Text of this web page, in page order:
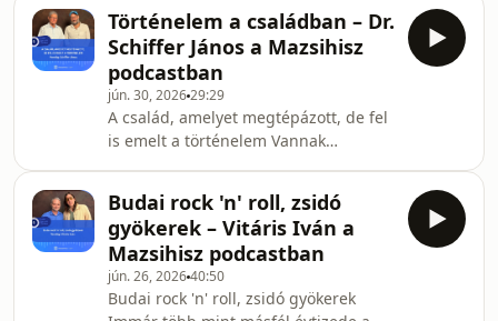
évtizedben nemcsak Magyarországon,
hanem v
gyógypedagógussal, az ELTE főiskolai
tanárával Singer Dávid beszélgetett
gyermekközpontúságról, inkluzív
oktatásról, neurodiverzitásról és arról,
miért fontos mindez egy
egészségesebb, érzékenyebb
társadalom szempontjából. A
gyógypedagógia azon hivatások
egyike, amelyet
Történelem a családban – Dr.
Schiffer János a Mazsihisz
podcastban
jún. 30, 202629:29
A család, amelyet megtépázott, de fel
is emelt a történelem Vannak
üldöztetés és felemelkedés, közéleti
szerepvállalás és meghurcoltatás,
ellenállás, kitelepítés, politikai
felelősség és személyes veszteség. Dr.
Schiffer János családjának története
Budai rock 'n' roll, zsidó
gyökerek – Vitáris Iván a
Mazsihisz podcastban
jún. 26, 202640:50
Budai rock 'n' roll, zsidó gyökerek